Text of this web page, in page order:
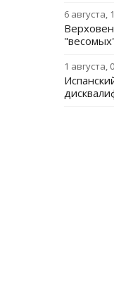
6 августа,
1 августа,